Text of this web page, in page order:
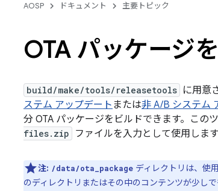
AOSP ドキュメント 主要トピック
OTA パッケージ
build/make/tools/releasetools に用意
ステム アップデート または非 A/B システム
分 OTA パッケージをビルドできます。この
files.zip
ファイルを入力として使用します
注: /data/ota_package ディレクトリは、使
のディレクトリまたはその中のコンテンツが少し